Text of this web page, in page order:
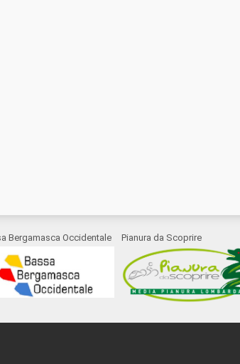
Bergamasca Occidentale Pianura da Scoprire